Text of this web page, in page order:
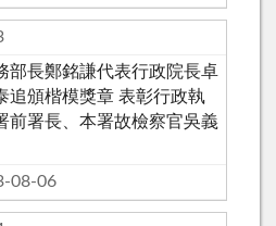
部長鄭銘謙代表行政院長卓
追頒楷模獎章 表彰行政執
前署長、本署故檢察官吳義
08-06